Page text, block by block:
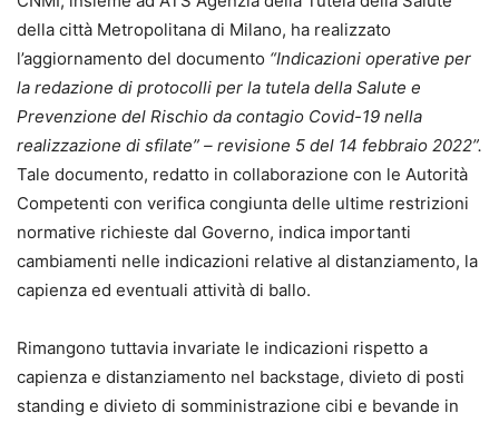
della città Metropolitana di Milano, ha realizzato
l’aggiornamento del documento “Indicazioni operative per
la redazione di protocolli per la tutela della Salute e
Prevenzione del Rischio da contagio Covid-19 nella
realizzazione di sfilate” – revisione 5 del 14 febbraio 2022”.
Tale documento, redatto in collaborazione con le Autorità
Competenti con verifica congiunta delle ultime restrizioni
normative richieste dal Governo, indica importanti
cambiamenti nelle indicazioni relative al distanziamento, la
capienza ed eventuali attività di ballo.
Rimangono tuttavia invariate le indicazioni rispetto a
capienza e distanziamento nel backstage, divieto di posti
standing e divieto di somministrazione cibi e bevande in